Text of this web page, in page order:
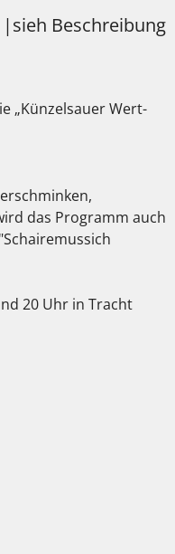
|sieh Beschreibung
„Künzelsauer Wert-
das Programm auch
20 Uhr in Tracht